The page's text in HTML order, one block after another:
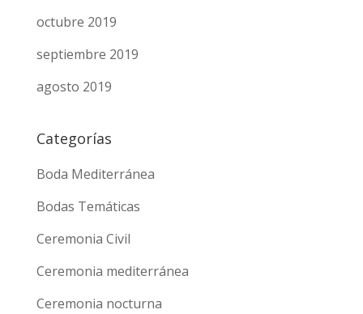
octubre 2019
septiembre 2019
agosto 2019
Categorías
Boda Mediterránea
Bodas Temáticas
Ceremonia Civil
Ceremonia mediterránea
Ceremonia nocturna